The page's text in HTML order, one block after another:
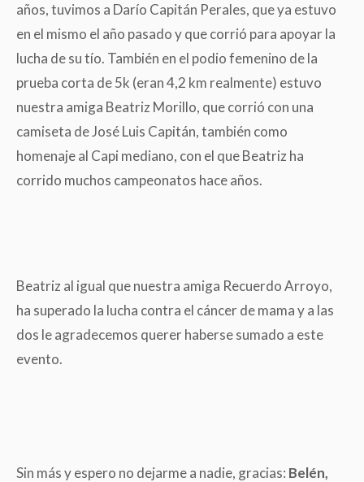
años, tuvimos a Darío Capitán Perales, que ya estuvo
en el mismo el año pasado y que corrió para apoyar la
lucha de su tío. También en el podio femenino de la
prueba corta de 5k (eran 4,2 km realmente) estuvo
nuestra amiga Beatriz Morillo, que corrió con una
camiseta de José Luis Capitán, también como
homenaje al Capi mediano, con el que Beatriz ha
corrido muchos campeonatos hace años.
Beatriz al igual que nuestra amiga Recuerdo Arroyo,
ha superado la lucha contra el cáncer de mama y a las
dos le agradecemos querer haberse sumado a este
evento.
Sin más y espero no dejarme a nadie, gracias: Belén,